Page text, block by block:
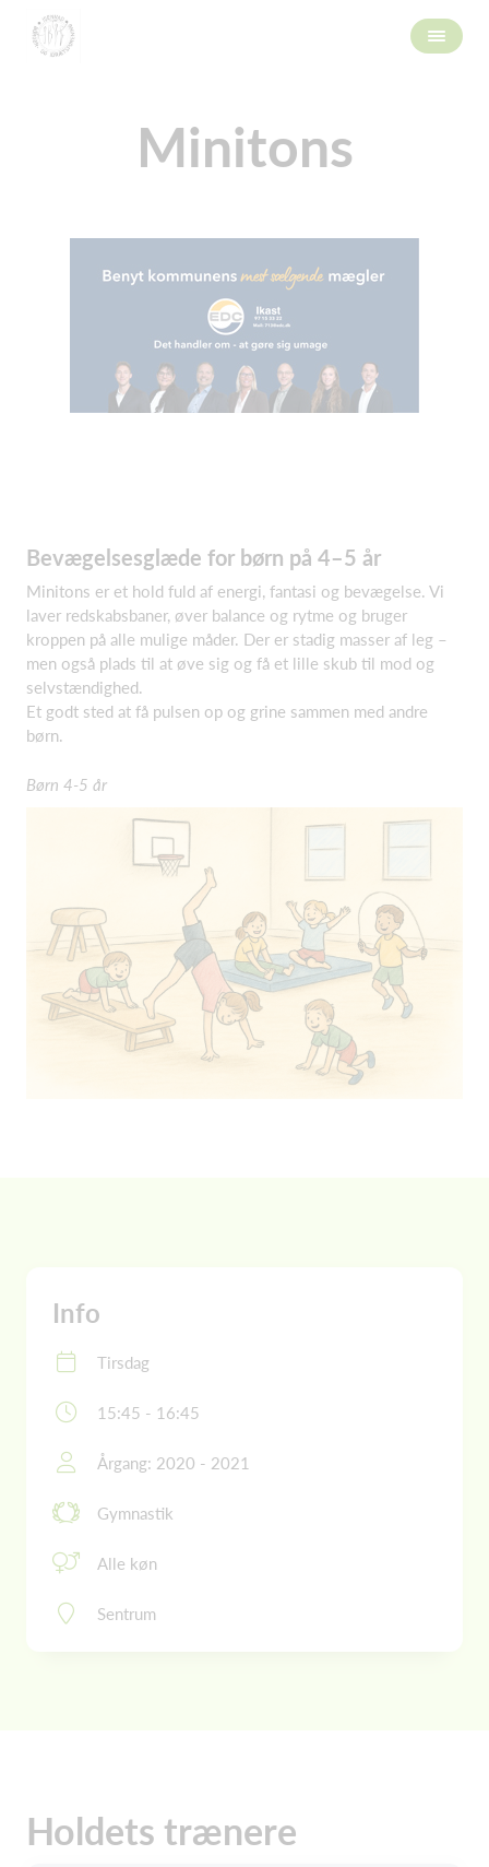
Minitons
Bevægelsesglæde for børn på 4–5 år
Minitons er et hold fuld af energi, fantasi og bevægelse. Vi
laver redskabsbaner, øver balance og rytme og bruger
kroppen på alle mulige måder. Der er stadig masser af leg –
men også plads til at øve sig og få et lille skub til mod og
selvstændighed.
Et godt sted at få pulsen op og grine sammen med andre
børn.
Børn 4-5 år
Info
Tirsdag
15:45 - 16:45
Årgang: 2020 - 2021
Gymnastik
Alle køn
Sentrum
Holdets trænere